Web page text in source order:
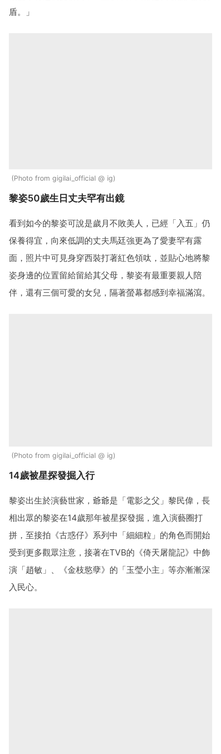
盾。」
Photo from gigilai_official @ ig
黎姿50歲生日丈夫罕有出鏡
看到如今的黎姿可說是歲月不敗美人，已經「入五」仍
保養得宜，向來低調的丈夫馬廷強更為了愛妻罕有露
面，照片中可見身穿西裝打著紅色領呔，並貼心地將黎
姿身邊的位置留給留給其父母，黎姿有最重要親人陪
伴，還有三個可愛的女兒，隔著螢幕都感到幸福滿瀉。
Photo from gigilai_official @ ig
14歲被星探發掘入行
黎姿出生於演藝世家，爺爺是「電影之父」黎民偉，長
相出眾的黎姿在14歲那年被星探發掘，進入演藝圈打
拼，至接拍《古惑仔》系列中「細細粒」的角色而開始
受到更多觀眾注意，接著在TVB的《倚天屠龍記》中飾
演「趙敏」、《金枝慾孽》的「玉瑩小主」等亦漸漸深
入民心。